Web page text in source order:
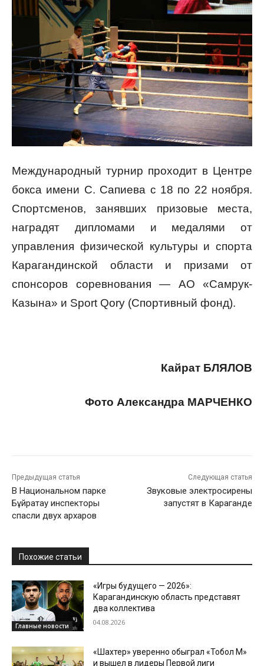
Международный турнир проходит в Центре
бокса имени С. Сапиева с 18 по 22 ноября.
Спортсменов, занявших призовые места,
наградят дипломами и медалями от
управления физической культуры и спорта
Карагандинской области и призами от
спонсоров соревнования — АО «Самрук-
Казына» и Sport Qory (Спортивный фонд).
Кайрат БЛЯЛОВ
Фото Александра МАРЧЕНКО
Предыдущая статья
В Национальном парке
Бұйратау инспекторы
спасли двух архаров
Следующая статья
Звуковые электросирены
запустят в Караганде
Похожие статьи
Главные новости
«Игры будущего — 2026»:
Карагандинскую область представят
два коллектива
04.08.2026
«Шахтер» уверенно обыграл «Тобол М»
и вышел в лидеры Первой лиги